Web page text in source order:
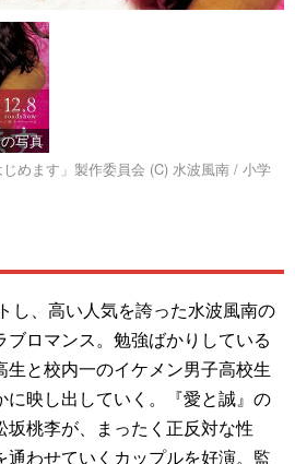
写真
めます」製作委員会 (C) 水波風南 / 小学
し、高い人気を誇った水波風南の
ロマンス。勉強ばかりしている
と校内一のイケメン男子高校生
に映し出していく。『愛と誠』の
桃李が、まったく正反対な性
わせていくカップルを好演。監